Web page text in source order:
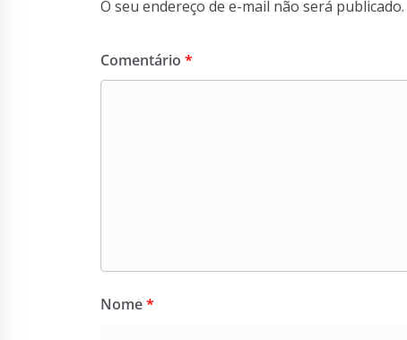
O seu endereço de e-mail não será publicado.
Comentário *
Nome*